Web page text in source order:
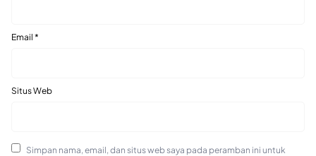
Email *
Situs Web
Simpan nama, email, dan situs web saya pada peramban ini untuk